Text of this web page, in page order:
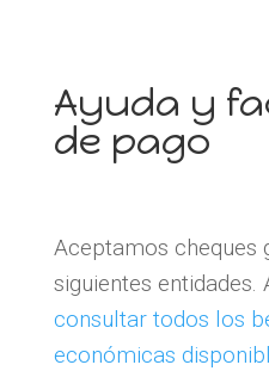
Ayuda y
de pago
Aceptamos cheques
siguientes entidades.
consultar todos los
económicas